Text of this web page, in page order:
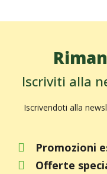
Iscriviti alla
Iscrivendoti alla
Promozioni
Offerte